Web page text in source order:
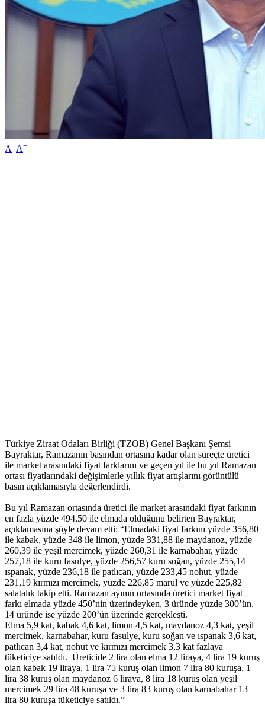
A- A+
Türkiye Ziraat Odaları Birliği (TZOB) Genel Başkanı Şemsi
Bayraktar, Ramazanın başından ortasına kadar olan süreçte üretici
ile market arasındaki fiyat farklarını ve geçen yıl ile bu yıl Ramazan
ortası fiyatlarındaki değişimlerle yıllık fiyat artışlarını görüntülü
basın açıklamasıyla değerlendirdi.
Bu yıl Ramazan ortasında üretici ile market arasındaki fiyat farkının
en fazla yüzde 494,50 ile elmada olduğunu belirten Bayraktar,
açıklamasına şöyle devam etti: “Elmadaki fiyat farkını yüzde 356,80
ile kabak, yüzde 348 ile limon, yüzde 331,88 ile maydanoz, yüzde
260,39 ile yeşil mercimek, yüzde 260,31 ile karnabahar, yüzde
257,18 ile kuru fasulye, yüzde 256,57 kuru soğan, yüzde 255,14
ıspanak, yüzde 236,18 ile patlıcan, yüzde 233,45 nohut, yüzde
231,19 kırmızı mercimek, yüzde 226,85 marul ve yüzde 225,82
salatalık takip etti. Ramazan ayının ortasında üretici market fiyat
farkı elmada yüzde 450’nin üzerindeyken, 3 üründe yüzde 300’ün,
14 üründe ise yüzde 200’ün üzerinde gerçekleşti.
Elma 5,9 kat, kabak 4,6 kat, limon 4,5 kat, maydanoz 4,3 kat, yeşil
mercimek, karnabahar, kuru fasulye, kuru soğan ve ıspanak 3,6 kat,
patlıcan 3,4 kat, nohut ve kırmızı mercimek 3,3 kat fazlaya
tüketiciye satıldı. Üreticide 2 lira olan elma 12 liraya, 4 lira 19 kuruş
olan kabak 19 liraya, 1 lira 75 kuruş olan limon 7 lira 80 kuruşa, 1
lira 38 kuruş olan maydanoz 6 liraya, 8 lira 18 kuruş olan yeşil
mercimek 29 lira 48 kuruşa ve 3 lira 83 kuruş olan karnabahar 13
lira 80 kuruşa tüketiciye satıldı.”